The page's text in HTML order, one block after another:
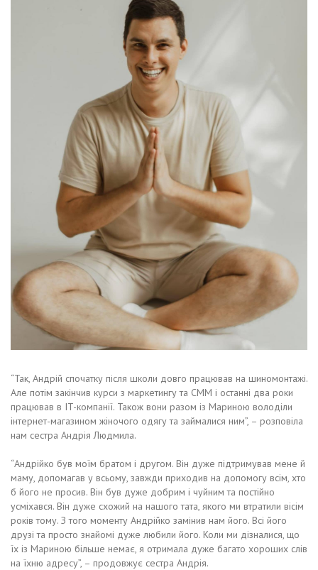
“Так, Андрій спочатку після школи довго працював на шиномонтажі.
Але потім закінчив курси з маркетингу та СММ і останні два роки
працював в IT-компанії. Також вони разом із Мариною володіли
інтернет-магазином жіночого одягу та займалися ним”, – розповіла
нам сестра Андрія Людмила.
“Андрійко був моїм братом і другом. Він дуже підтримував мене й
маму, допомагав у всьому, завжди приходив на допомогу всім, хто
б його не просив. Він був дуже добрим і чуйним та постійно
усміхався. Він дуже схожий на нашого тата, якого ми втратили вісім
років тому. З того моменту Андрійко замінив нам його. Всі його
друзі та просто знайомі дуже любили його. Коли ми дізналися, що
їх із Мариною більше немає, я отримала дуже багато хороших слів
на їхню адресу”, – продовжує сестра Андрія.